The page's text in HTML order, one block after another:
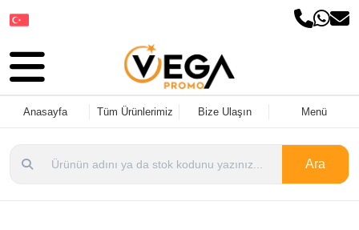
Anasayfa Tüm Ürünlerimiz Bize Ulaşın Menü
Ara